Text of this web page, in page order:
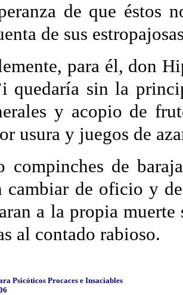
de que
de sus
para él, don
quedaría sin la
y acopio de
usura y juegos de
compinches de
cambiar de oficio y
a la propia muerte
al contado rabioso.
Psicóticos Procaces e Insaciables